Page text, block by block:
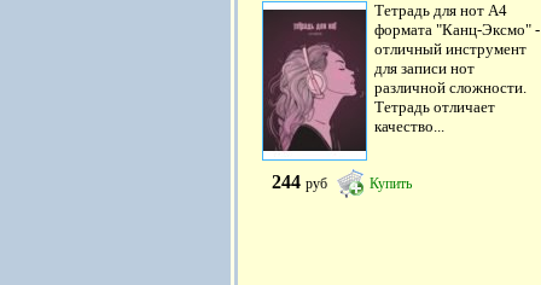
Тетрадь для нот А4
формата "Канц-Эксмо" -
отличный инструмент
для записи нот
различной сложности.
Тетрадь отличает
качество...
244 руб Купить